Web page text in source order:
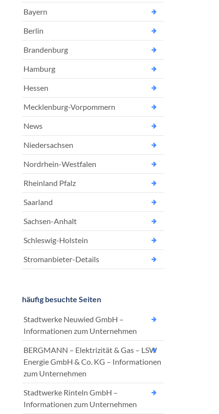
Bayern
Berlin
Brandenburg
Hamburg
Hessen
Mecklenburg-Vorpommern
News
Niedersachsen
Nordrhein-Westfalen
Rheinland Pfalz
Saarland
Sachsen-Anhalt
Schleswig-Holstein
Stromanbieter-Details
häufig besuchte Seiten
Stadtwerke Neuwied GmbH –
Informationen zum Unternehmen
BERGMANN – Elektrizität & Gas – LSW
Energie GmbH & Co. KG – Informationen
zum Unternehmen
Stadtwerke Rinteln GmbH –
Informationen zum Unternehmen